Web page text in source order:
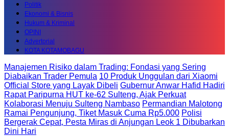
Politik
Ekonomi & Bisnis
Hukum & Kriminal
OPINI
Advertorial
KOTA KOTAMOBAGU
Manajemen Risiko dalam Trading: Fondasi yang Sering
Diabaikan Trader Pemula 10 Produk Unggulan dari Xiaomi
Official Store yang Layak Dibeli Gubernur Anwar Hafid Hadiri
Rapat Paripurna HUT ke-62 Sulteng, Ajak Perkuat
Kolaborasi Menuju Sulteng Nambaso Permandian Malotong
Ramai Pengunjung, Tiket Masuk Cuma Rp5.000 Polisi
Bergerak Cepat, Pesta Miras di Anjungan Leok 1 Dibubarkan
Dini Hari